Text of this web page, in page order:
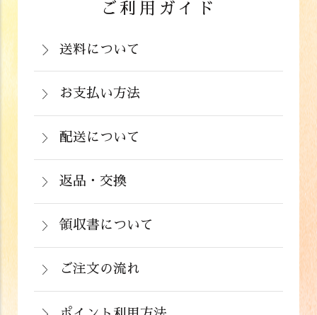
ご利用ガイド
送料について
岡山県：704円(税込)
関西・中国（岡山県除く）・四国・九
州：770円(税込)
関東・信越・北陸・中部：990円(税込)
東北：1,210円(税込)
北海道：1,430円(税込)
沖縄：2,024円(税込)
※クール便の場合は送料＋クール代金
220円（税込）
お支払い方法
お支払いは、カード決済、代金引換（手
数料弊社負担）・銀行振込（前払い）・
郵便振込（前払い）・PayPay（オンラ
イン決済）・ドコモケータイ払い・auか
んたん決済・au PAY・ソフトバンクまと
めて支払い(B)がご利用頂けます。
配送について
通常在庫がある商品につきましては、ご
注文から２～５営業日で発送いたしま
す。
返品・交換
商品が食品のため、お客様のお手元に到
着後の返品は基本的にお受け出来ませ
ん。但し、発送中の破損や不良品、ある
いはご注文と違う商品が届いた場合は、
お手数ですが商品到着後３日以内に当店
領収書について
領収書をご希望のお客様は、ご注文画面
の備考欄にてお知らせ下さい。なお、お
支払い方法にて領収書の形態が異なりま
ご注文の流れ